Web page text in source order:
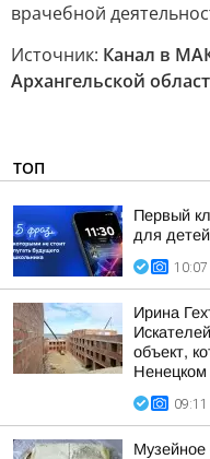
врачебной
Источник: Канал в
Архангельской
ТОП
Первый
для
10:07
Ирина
объект,
Ненецком
09:11